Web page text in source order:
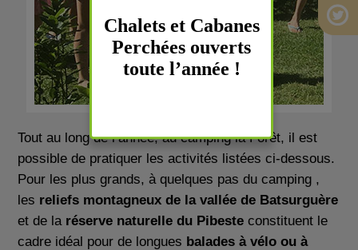
Chalets et Cabanes
Perchées ouverts
toute l’année !
Tout au long de l’année, au camping la Forêt, il est
possible de pratiquer les activités listées ci-dessous.
Pour les plus grands, à quelques pas du camping ,
les reliefs montagneux de la vallée de Batsurguère
et de la réserve naturelle du Pibeste constituent le
cadre idéal pour de longues balades à vélo ou à